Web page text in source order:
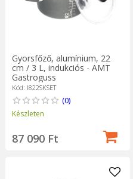
Gyorsfőző, alumínium, 22
cm / 3 L, indukciós - AMT
Gastroguss
Kód: I822SKSET
(0)
Készleten
87 090 Ft